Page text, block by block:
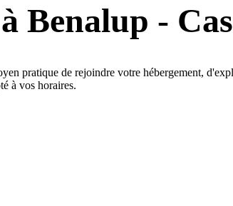
Benalup -
pratique de rejoindre votre hébergement,
à vos horaires.